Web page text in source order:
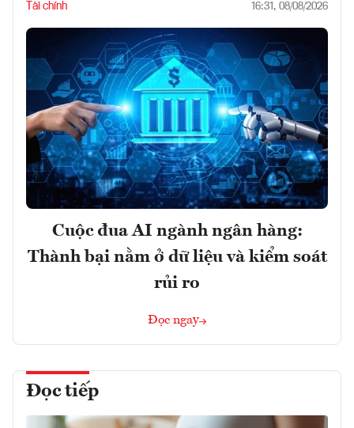
Tài chính 16:31, 08/08/2026
Cuộc đua AI ngành ngân hàng:
Thành bại nằm ở dữ liệu và kiểm soát
rủi ro
Đọc ngay
Đọc tiếp